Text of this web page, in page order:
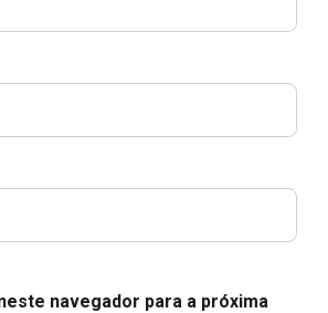
navegador para a próxima